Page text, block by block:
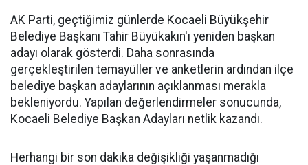
AK Parti, geçtiğimiz günlerde Kocaeli Büyükşehir
Belediye Başkanı Tahir Büyükakın'ı yeniden başkan
adayı olarak gösterdi. Daha sonrasında
gerçekleştirilen temayüller ve anketlerin ardından ilçe
belediye başkan adaylarının açıklanması merakla
bekleniyordu. Yapılan değerlendirmeler sonucunda,
Kocaeli Belediye Başkan Adayları netlik kazandı.
Herhangi bir son dakika değişikliği yaşanmadığı